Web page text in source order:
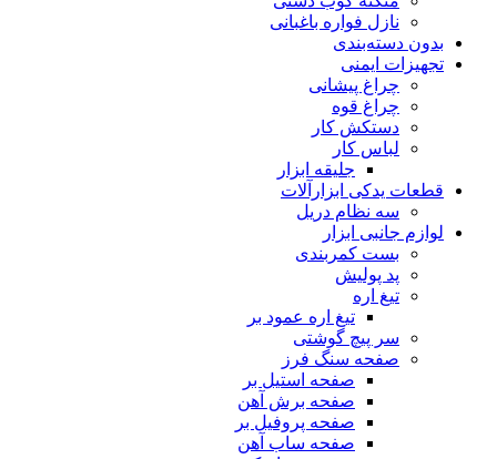
نازل فواره باغبانی
بدون دسته‌بندی
تجهیزات ایمنی
چراغ پیشانی
چراغ قوه
دستکش کار
لباس کار
جلیقه ابزار
قطعات یدکی ابزارآلات
سه نظام دریل
لوازم جانبی ابزار
بست کمربندی
پد پولیش
تیغ اره
تیغ اره عمود بر
سر پیچ گوشتی
صفحه سنگ فرز
صفحه استیل بر
صفحه برش آهن
صفحه پروفیل بر
صفحه ساب آهن